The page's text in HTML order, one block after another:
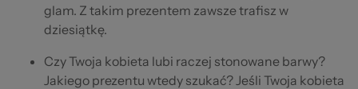
glam. Z takim prezentem zawsze trafisz w
dziesiątkę.
Czy Twoja kobieta lubi raczej stonowane barwy?
Jakiego prezentu wtedy szukać? Jeśli Twoja kobieta